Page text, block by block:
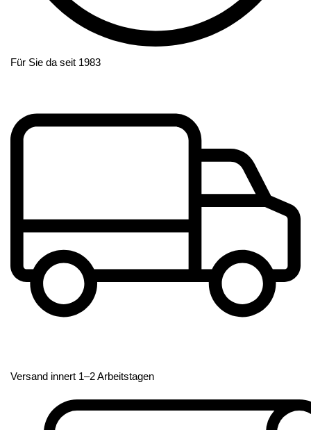
Für Sie da seit 1983
Versand innert 1–2 Arbeitstagen